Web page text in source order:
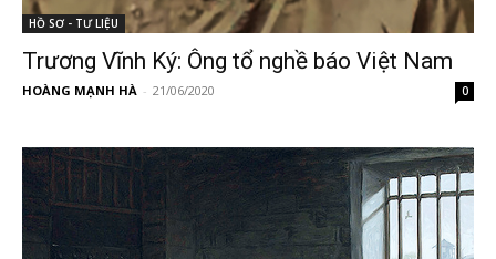
HỒ SƠ - TƯ LIỆU
Trương Vĩnh Ký: Ông tổ nghề báo Việt Nam
HOÀNG MẠNH HÀ - 21/06/2020 0